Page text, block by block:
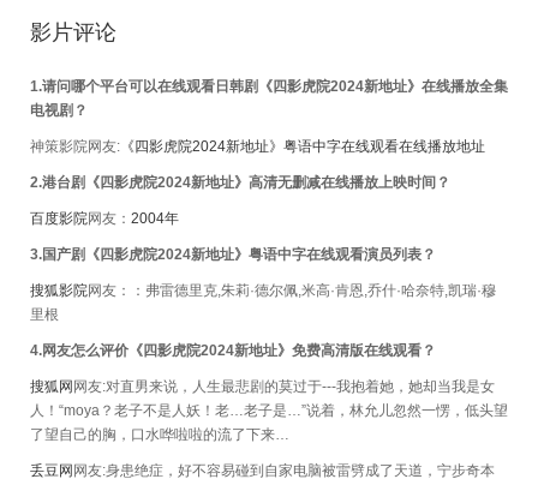
影片评论
1.请问哪个平台可以在线观看日韩剧《四影虎院2024新地址》在线播放全集
电视剧？
神策影院网友: 《四影虎院2024新地址》粤语中字在线观看在线播放地址
2.港台剧《四影虎院2024新地址》高清无删减在线播放上映时间？
百度影院网友： 2004年
3. 国产剧《四影虎院2024新地址》粤语中字在线观看演员列表？
搜狐影院网友：：弗雷德里克,朱莉·德尔佩,米高·肯恩,乔什·哈奈特,凯瑞·穆
里根
4.网友怎么评价《四影虎院2024新地址》免费高清版在线观看？
搜狐网 网友:对直男来说，人生最悲剧的莫过于---我抱着她，她却当我是女
人！“moya？老子不是人妖！老…老子是…”说着，林允儿忽然一愣，低头望
了望自己的胸，口水哗啦啦的流了下来…
丢豆网 网友:身患绝症，好不容易碰到自家电脑被雷劈成了天道，宁步奇本